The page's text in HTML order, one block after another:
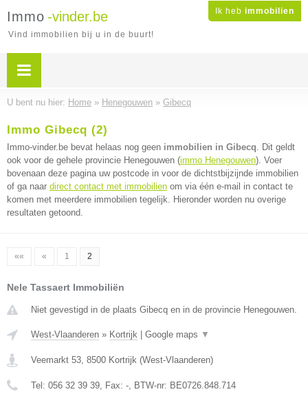
Ik heb immobilien
Immo -vinder.be
Vind immobilien bij u in de buurt!
U bent nu hier: Home » Henegouwen » Gibecq
Immo Gibecq (2)
Immo-vinder.be bevat helaas nog geen immobilien in Gibecq. Dit geldt
ook voor de gehele provincie Henegouwen (immo Henegouwen). Voer
bovenaan deze pagina uw postcode in voor de dichtstbijzijnde immobilien
of ga naar direct contact met immobilien om via één e-mail in contact te
komen met meerdere immobilien tegelijk. Hieronder worden nu overige
resultaten getoond.
«« « 1 2
Nele Tassaert Immobiliën
Niet gevestigd in de plaats Gibecq en in de provincie Henegouwen.
West-Vlaanderen » Kortrijk Google maps ▼
Veemarkt 53, 8500 Kortrijk (West-Vlaanderen)
Tel: 056 32 39 39, Fax: -, BTW-nr: BE0726.848.714